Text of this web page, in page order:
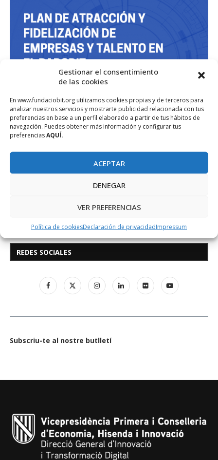
Gestionar el consentimiento
de las cookies
En www.fundaciobit.org utilizamos cookies propias y de terceros para
analizar nuestros servicios y mostrarte publicidad relacionada con tus
preferencias en base a un perfil elaborado a partir de tus hábitos de
navegación. Puedes obtener más información y configurar tus
preferenciasAQUÍ.
ACEPTAR
DENEGAR
VER PREFERENCIAS
Política de cookiesDeclaración de privacidadImpressum
REDES SOCIALES
Subscriu-te al nostre butlletí